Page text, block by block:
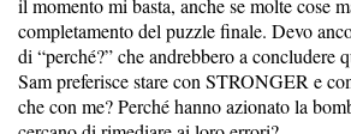
il momento mi basta, anche se molte cose
completamento del puzzle finale. Devo
di “perché?” che andrebbero a concludere
Sam preferisce stare con STRONGER e
che con me? Perché hanno azionato la